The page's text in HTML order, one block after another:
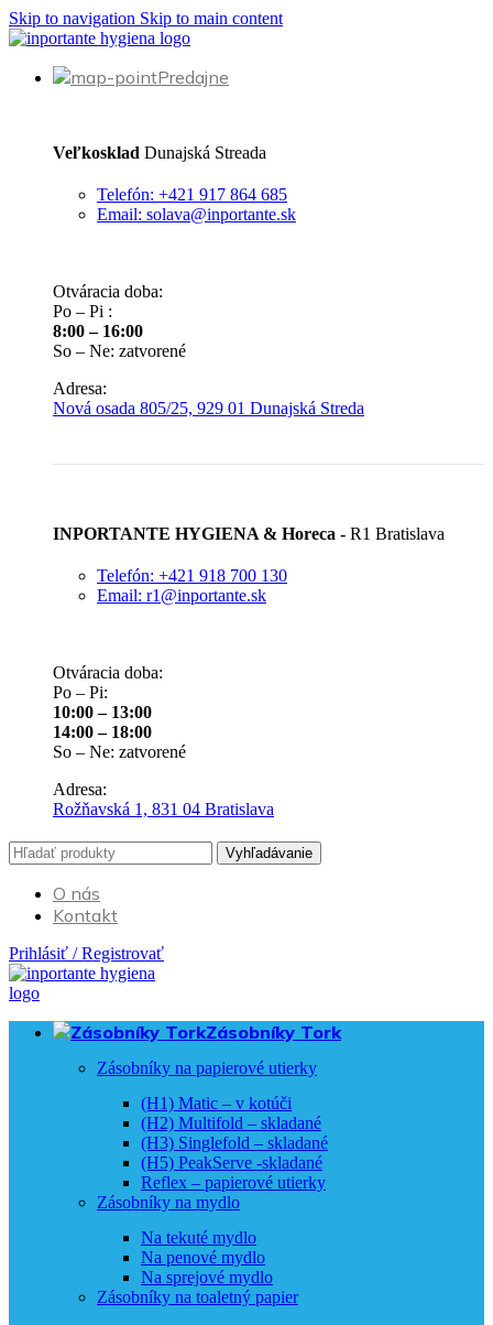
Skip to navigation Skip to main content
Predajne
Veľkosklad Dunajská Streada
Telefón: +421 917 864 685
Email: solava@inportante.sk
Otváracia doba:
Po – Pi :
8:00 – 16:00
So – Ne: zatvorené
Adresa:
Nová osada 805/25, 929 01 Dunajská Streda
INPORTANTE HYGIENA & Horeca - R1 Bratislava
Telefón: +421 918 700 130
Email: r1@inportante.sk
Otváracia doba:
Po – Pi:
10:00 – 13:00
14:00 – 18:00
So – Ne: zatvorené
Adresa:
Rožňavská 1, 831 04 Bratislava
Vyhľadávanie
O nás
Kontakt
Prihlásiť / Registrovať
Zásobníky Tork
Zásobníky na papierové utierky
(H1) Matic – v kotúči
(H2) Multifold – skladané
(H3) Singlefold – skladané
(H5) PeakServe -skladané
Reflex – papierové utierky
Zásobníky na mydlo
Na tekuté mydlo
Na penové mydlo
Na sprejové mydlo
Zásobníky na toaletný papier